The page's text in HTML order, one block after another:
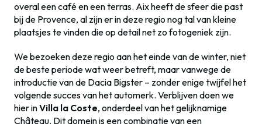
overal een café en een terras. Aix heeft de sfeer die past
bij de Provence, al zijn er in deze regio nog tal van kleine
plaatsjes te vinden die op detail net zo fotogeniek zijn.
We bezoeken deze regio aan het einde van de winter, niet
de beste periode wat weer betreft, maar vanwege de
introductie van de Dacia Bigster – zonder enige twijfel het
volgende succes van het automerk. Verblijven doen we
hier inVilla la Coste, onderdeel van het gelijknamige
Château. Dit domein is een combinatie van een